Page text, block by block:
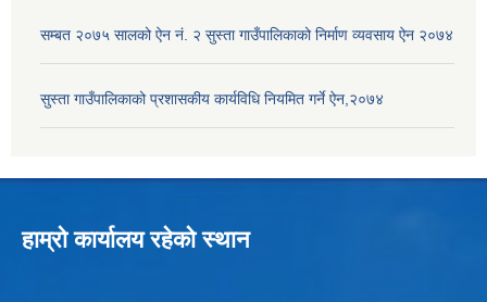
सम्बत २०७५ सालको ऐन नं. २ सुस्ता गाउँपालिकाको निर्माण व्यवसाय ऐन २०७४
सुस्ता गाउँपालिकाको प्रशासकीय कार्यविधि नियमित गर्ने ऐन,२०७४
हाम्रो कार्यालय रहेको स्थान